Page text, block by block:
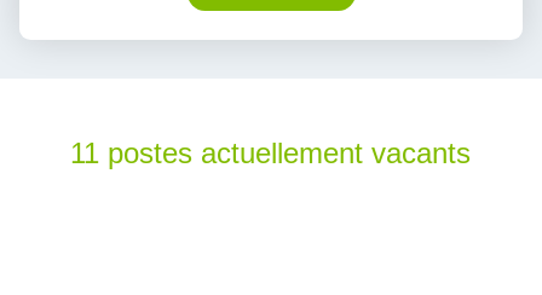
11 postes actuellement vacants